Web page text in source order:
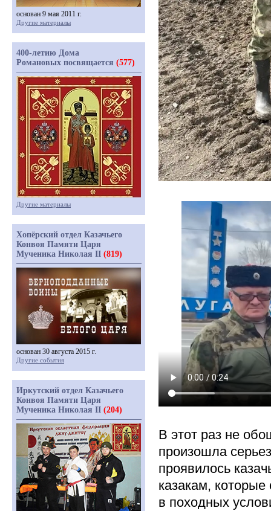
В этот раз не
произошла
проявилось
казакам, которые
в походных
основан 9 мая 2011 г.
Другие материалы
400-летию Дома
Романовых посвящается (577)
Другие материалы
Хопёрский отдел Казачьего
Конвоя Памяти Царя
Мученика Николая II (819)
основан 30 августа 2015 г.
Другие события
Иркутский отдел Казачьего
Конвоя Памяти Царя
Мученика Николая II (204)